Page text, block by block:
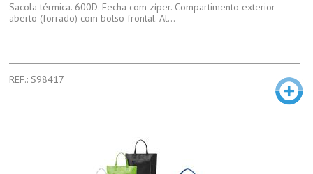
Sacola térmica. 600D. Fecha com zíper. Compartimento exterior
aberto (forrado) com bolso frontal. Al...
REF.: S98417